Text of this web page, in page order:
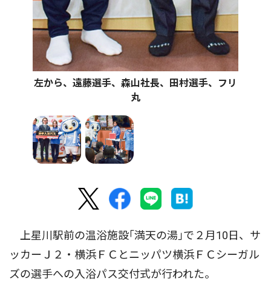
左から、遠藤選手、森山社長、田村選手、フリ
丸
上星川駅前の温浴施設｢満天の湯｣で２月10日、サ
ッカーＪ２・横浜ＦＣとニッパツ横浜ＦＣシーガル
ズの選手への入浴パス交付式が行われた。